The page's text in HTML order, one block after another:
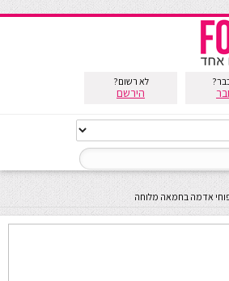
לא רשום?
הירשם
אדמה בחמאה מלוחה